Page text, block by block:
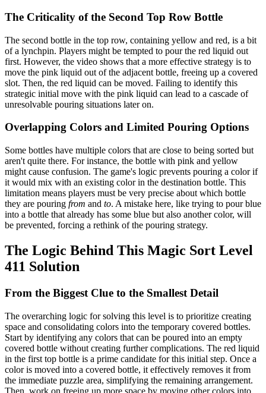
The Criticality of the Second Top Row Bottle
The second bottle in the top row, containing yellow and red, is a bit
of a lynchpin. Players might be tempted to pour the red liquid out
first. However, the video shows that a more effective strategy is to
move the pink liquid out of the adjacent bottle, freeing up a covered
slot. Then, the red liquid can be moved. Failing to identify this
strategic initial move with the pink liquid can lead to a cascade of
unresolvable pouring situations later on.
Overlapping Colors and Limited Pouring Options
Some bottles have multiple colors that are close to being sorted but
aren't quite there. For instance, the bottle with pink and yellow
might cause confusion. The game's logic prevents pouring a color if
it would mix with an existing color in the destination bottle. This
limitation means players must be very precise about which bottle
they are pouring from and to. A mistake here, like trying to pour blue
into a bottle that already has some blue but also another color, will
be prevented, forcing a rethink of the pouring strategy.
The Logic Behind This Magic Sort Level
411 Solution
From the Biggest Clue to the Smallest Detail
The overarching logic for solving this level is to prioritize creating
space and consolidating colors into the temporary covered bottles.
Start by identifying any colors that can be poured into an empty
covered bottle without creating further complications. The red liquid
in the first top bottle is a prime candidate for this initial step. Once a
color is moved into a covered bottle, it effectively removes it from
the immediate puzzle area, simplifying the remaining arrangement.
Then, work on freeing up more space by moving other colors into